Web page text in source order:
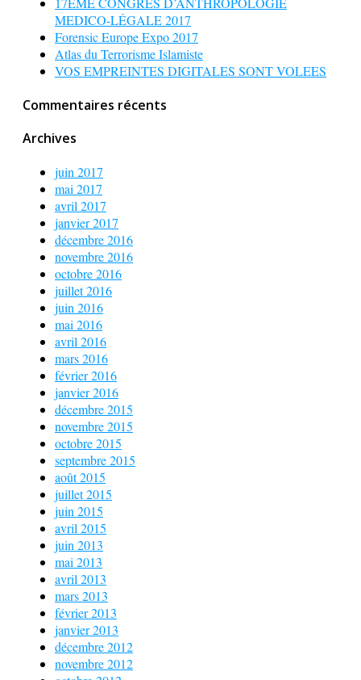
MEDICO-LÉGALE 2017
Forensic Europe Expo 2017
Atlas du Terrorisme Islamiste
VOS EMPREINTES DIGITALES SONT VOLEES
Commentaires récents
Archives
juin 2017
mai 2017
avril 2017
janvier 2017
décembre 2016
novembre 2016
octobre 2016
juillet 2016
juin 2016
mai 2016
avril 2016
mars 2016
février 2016
janvier 2016
décembre 2015
novembre 2015
octobre 2015
septembre 2015
août 2015
juillet 2015
juin 2015
avril 2015
juin 2013
mai 2013
avril 2013
mars 2013
février 2013
janvier 2013
décembre 2012
novembre 2012